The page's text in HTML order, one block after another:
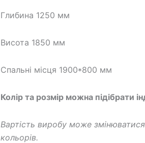
Глибина 1250 мм
Висота 1850 мм
Спальні місця 1900*800 мм
Колір та розмір можна підібрати
Вартість виробу може
кольорів.